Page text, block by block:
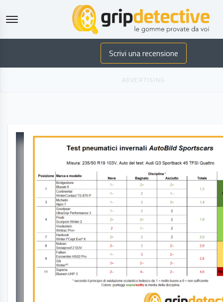
Scrivi una recensione